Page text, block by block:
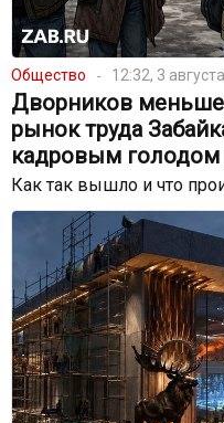
Общество 12:32, 3 августа
Дворников
рынок труда
кадровым голодом
Как так вышло и что